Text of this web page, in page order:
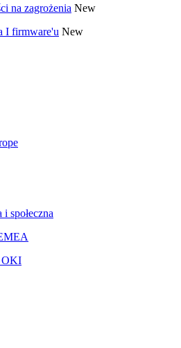
na zagrożenia New
I firmware'u New
społeczna
OKI